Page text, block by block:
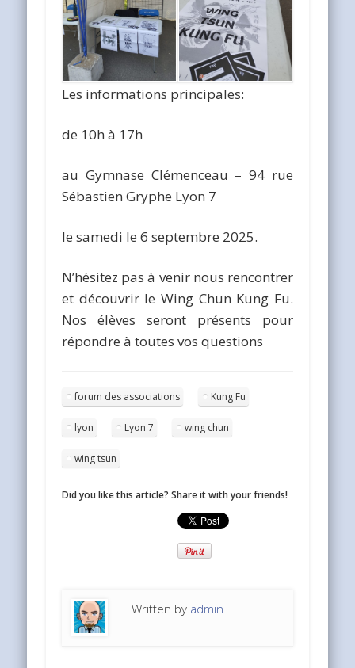
Les informations principales:
de 10h à 17h
au Gymnase Clémenceau – 94 rue
Sébastien Gryphe Lyon 7
le samedi le 6 septembre 2025.
N’hésitez pas à venir nous rencontrer
et découvrir le Wing Chun Kung Fu.
Nos élèves seront présents pour
répondre à toutes vos questions
forum des associations Kung Fu
lyon Lyon 7 wing chun
wing tsun
Did you like this article? Share it with your friends!
Written by admin